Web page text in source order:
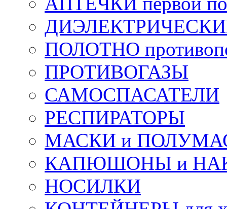
ДИЭЛЕКТРИЧЕСКИЕ
ПОЛОТНО
ПРОТИВОГАЗЫ
САМОСПАСАТЕЛИ
РЕСПИРАТОРЫ
МАСКИ и
КАПЮШОНЫ и
НОСИЛКИ